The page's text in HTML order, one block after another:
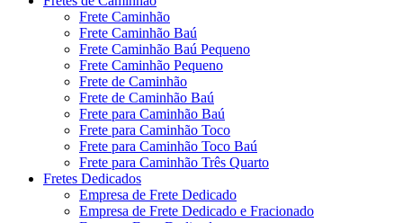
Frete Caminhão
Frete Caminhão Baú
Frete Caminhão Baú Pequeno
Frete Caminhão Pequeno
Frete de Caminhão
Frete de Caminhão Baú
Frete para Caminhão Baú
Frete para Caminhão Toco
Frete para Caminhão Toco Baú
Frete para Caminhão Três Quarto
Fretes Dedicados
Empresa de Frete Dedicado
Empresa de Frete Dedicado e Fracionado